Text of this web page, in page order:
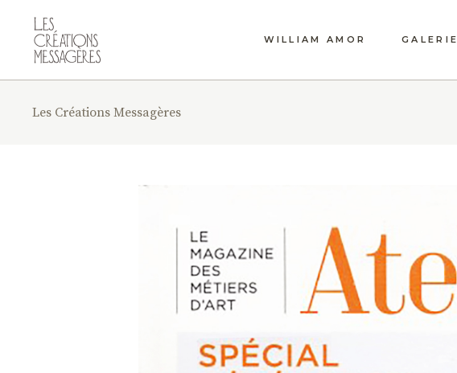
WILLIAM AMOR GALERIE
Les Créations Messagères